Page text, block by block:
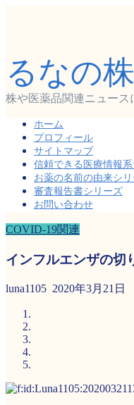
るなの
株や医薬品関連ニュース
ホーム
プロフィール
サイトマップ
信頼できる医療情報
お薬の名前の由来シ
審査報告書シリーズ
お問い合わせ
COVID-19関連
インフルエンザの切
luna1105 2020年3月21日